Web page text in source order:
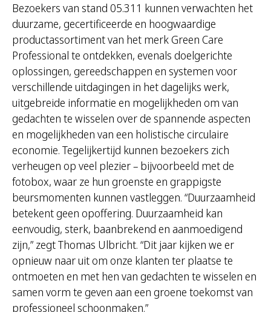
Bezoekers van stand 05.311 kunnen verwachten het
duurzame, gecertificeerde en hoogwaardige
productassortiment van het merk Green Care
Professional te ontdekken, evenals doelgerichte
oplossingen, gereedschappen en systemen voor
verschillende uitdagingen in het dagelijks werk,
uitgebreide informatie en mogelijkheden om van
gedachten te wisselen over de spannende aspecten
en mogelijkheden van een holistische circulaire
economie. Tegelijkertijd kunnen bezoekers zich
verheugen op veel plezier – bijvoorbeeld met de
fotobox, waar ze hun groenste en grappigste
beursmomenten kunnen vastleggen. “Duurzaamheid
betekent geen opoffering. Duurzaamheid kan
eenvoudig, sterk, baanbrekend en aanmoedigend
zijn,” zegt Thomas Ulbricht. “Dit jaar kijken we er
opnieuw naar uit om onze klanten ter plaatse te
ontmoeten en met hen van gedachten te wisselen en
samen vorm te geven aan een groene toekomst van
professioneel schoonmaken.”